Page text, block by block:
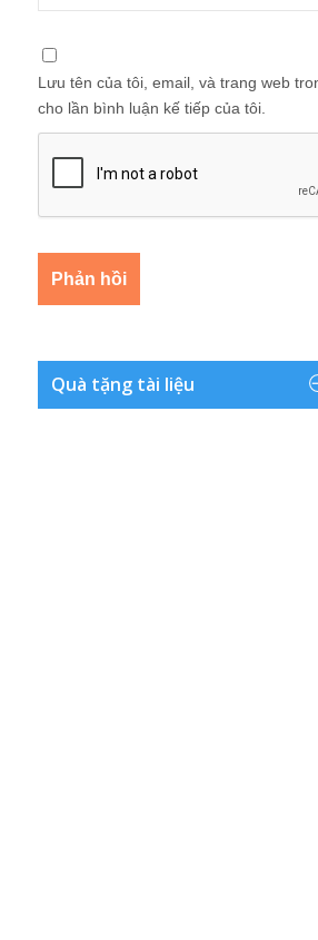
Lưu tên của tôi, email, và trang web
cho lần bình luận kế tiếp của tôi.
Quà tặng tài liệu